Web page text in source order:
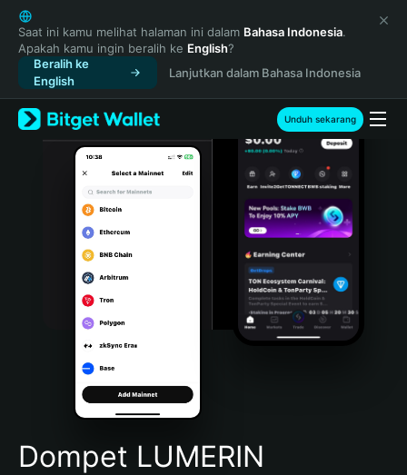
English
日本語
Tiếng Việt
Русский
Español (Latinoamérica)
Türkçe
Italiano
Português (Portugal)
Bahasa Indonesia
Português (Brasil)
Español (Argentina)
Saat ini kamu melihat halaman ini dalam Bahasa Indonesia.
Apakah kamu ingin beralih ke English?
Beralih ke
English
Lanjutkan dalam Bahasa Indonesia
Unduh sekarang
Dompet LUMERIN